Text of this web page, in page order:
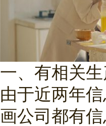
一、有相关
由于近两年
画公司都有